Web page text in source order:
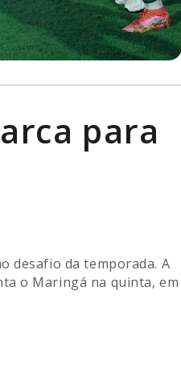
para
desafio da temporada. A
o Maringá na quinta, em